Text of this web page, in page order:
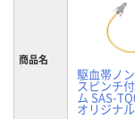
商品名
駆血帯ノ
スピンチ
ム SAS-
オリジナル